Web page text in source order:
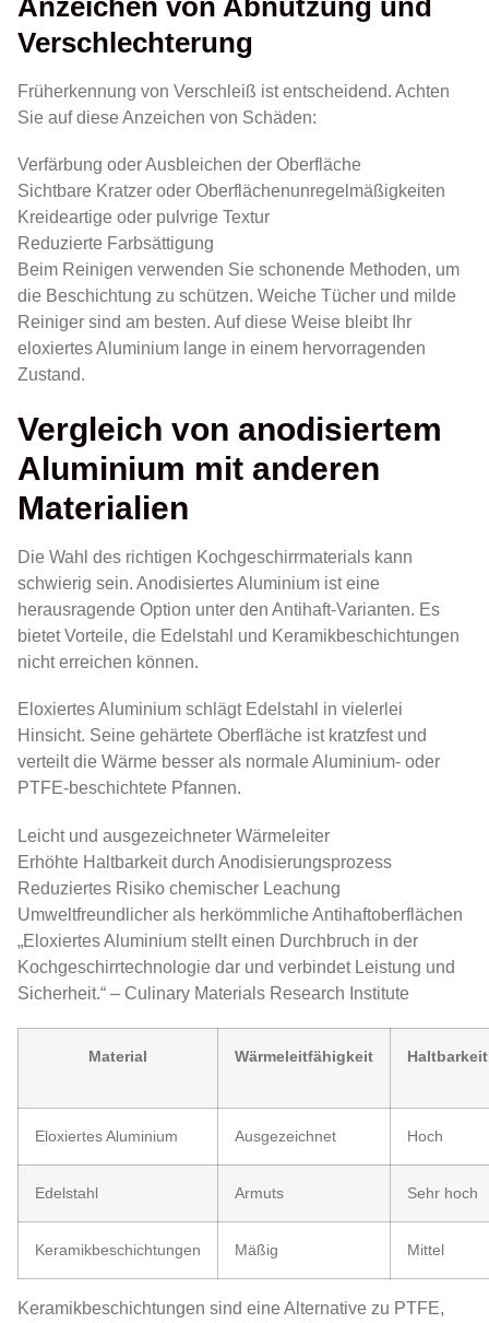
Anzeichen von Abnutzung und
Verschlechterung
Früherkennung von Verschleiß ist entscheidend. Achten
Sie auf diese Anzeichen von Schäden:
Verfärbung oder Ausbleichen der Oberfläche
Sichtbare Kratzer oder Oberflächenunregelmäßigkeiten
Kreideartige oder pulvrige Textur
Reduzierte Farbsättigung
Beim Reinigen verwenden Sie schonende Methoden, um
die Beschichtung zu schützen. Weiche Tücher und milde
Reiniger sind am besten. Auf diese Weise bleibt Ihr
eloxiertes Aluminium lange in einem hervorragenden
Zustand.
Vergleich von anodisiertem
Aluminium mit anderen
Materialien
Die Wahl des richtigen Kochgeschirrmaterials kann
schwierig sein. Anodisiertes Aluminium ist eine
herausragende Option unter den Antihaft-Varianten. Es
bietet Vorteile, die Edelstahl und Keramikbeschichtungen
nicht erreichen können.
Eloxiertes Aluminium schlägt Edelstahl in vielerlei
Hinsicht. Seine gehärtete Oberfläche ist kratzfest und
verteilt die Wärme besser als normale Aluminium- oder
PTFE-beschichtete Pfannen.
Leicht und ausgezeichneter Wärmeleiter
Erhöhte Haltbarkeit durch Anodisierungsprozess
Reduziertes Risiko chemischer Leachung
Umweltfreundlicher als herkömmliche Antihaftoberflächen
„Eloxiertes Aluminium stellt einen Durchbruch in der
Kochgeschirrtechnologie dar und verbindet Leistung und
Sicherheit.“ – Culinary Materials Research Institute
Material Wärmeleitfähigkeit Haltbarkeit
Eloxiertes Aluminium Ausgezeichnet Hoch
Edelstahl Armuts Sehr hoch
Keramikbeschichtungen Mäßig Mittel
Keramikbeschichtungen sind eine Alternative zu PTFE,